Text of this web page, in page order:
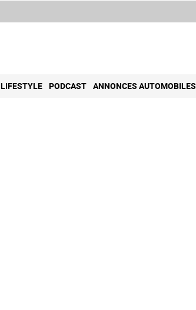
LIFESTYLE PODCAST ANNONCES AUTOMOBILES